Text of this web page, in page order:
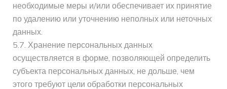
необходимые меры и/или обеспечивает их принятие
по удалению или уточнению неполных или неточных
данных.
5.7. Хранение персональных данных
осуществляется в форме, позволяющей определить
субъекта персональных данных, не дольше, чем
этого требуют цели обработки персональных